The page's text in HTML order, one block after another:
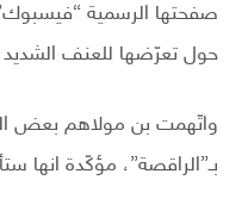
صفحتها الرسمية
حول تعرّضها للعنف الشديد
واتّهمت بن مولاهم بعض
بـ”الراقصة”، مؤكّدة انها